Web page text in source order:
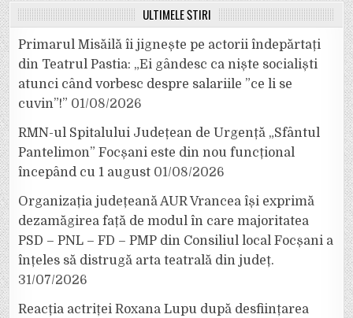
ULTIMELE ȘTIRI
Primarul Misăilă îi jignește pe actorii îndepărtați
din Teatrul Pastia: „Ei gândesc ca niște socialiști
atunci când vorbesc despre salariile ”ce li se
cuvin”!” 01/08/2026
RMN-ul Spitalului Județean de Urgență „Sfântul
Pantelimon” Focșani este din nou funcțional
începând cu 1 august 01/08/2026
Organizația județeană AUR Vrancea își exprimă
dezamăgirea față de modul în care majoritatea
PSD – PNL – FD – PMP din Consiliul local Focșani a
înțeles să distrugă arta teatrală din județ.
31/07/2026
Reacția actriței Roxana Lupu după desființarea